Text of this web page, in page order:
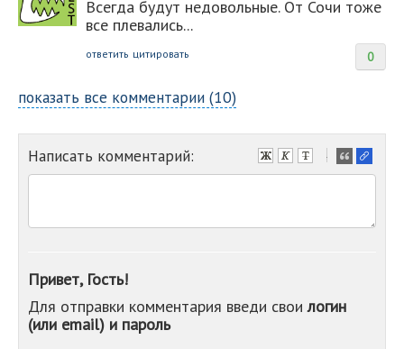
Всегда будут недовольные. От Сочи тоже
все плевались...
0
ответить цитировать
показать все комментарии (10)
Написать комментарий:
-
-
-
-
Привет, Гость!
Для отправки комментария введи своилогин
(или email) и пароль